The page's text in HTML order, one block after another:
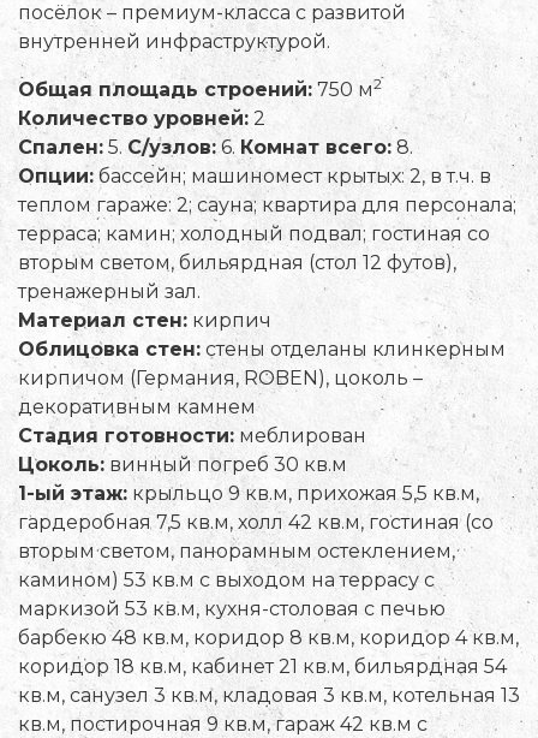
посёлок – премиум-класса с развитой
внутренней инфраструктурой.
Общая площадь строений: 750 м2
Количество уровней: 2
Спален: 5. С/узлов:6. Комнат всего: 8.
Опции: бассейн; машиномест крытых: 2, в т.ч. в
теплом гараже: 2; сауна; квартира для персонала;
терраса; камин; холодный подвал; гостиная со
вторым светом, бильярдная (стол 12 футов),
тренажерный зал.
Материал стен: кирпич
Облицовка стен: стены отделаны клинкерным
кирпичом (Германия, ROBEN), цоколь –
декоративным камнем
Стадия готовности: меблирован
Цоколь: винный погреб 30 кв.м
1-ый этаж: крыльцо 9 кв.м, прихожая 5,5 кв.м,
гардеробная 7,5 кв.м, холл 42 кв.м, гостиная (со
вторым светом, панорамным остеклением,
камином) 53 кв.м с выходом на террасу с
маркизой 53 кв.м, кухня-столовая с печью
барбекю 48 кв.м, коридор 8 кв.м, коридор 4 кв.м,
коридор 18 кв.м, кабинет 21 кв.м, бильярдная 54
кв.м, санузел 3 кв.м, кладовая 3 кв.м, котельная 13
кв.м, постирочная 9 кв.м, гараж 42 кв.м с